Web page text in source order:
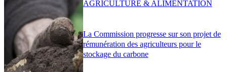
La Commission progresse sur son projet de
rémunération des agriculteurs pour le
stockage du carbone
AGRICULTURE & ALIMENTATION